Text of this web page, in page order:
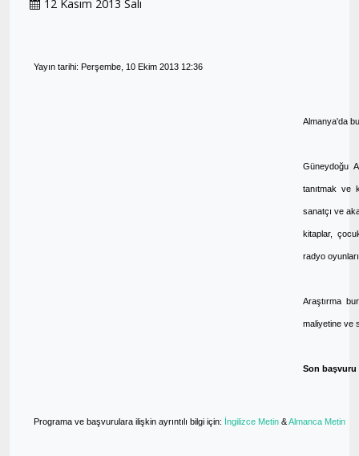
12 Kasım 2013 Salı
Yayın tarihi: Perşembe, 10 Ekim 2013 12:36
Almanya'da
Güneydoğu
tanıtmak ve
sanatçı ve
kitaplar,
radyo
Araştırma
maliyetine ve
Son başvuru
Programa ve başvurulara ilişkin ayrıntılı bilgi için: İngilizce Metin &Almanca Metin